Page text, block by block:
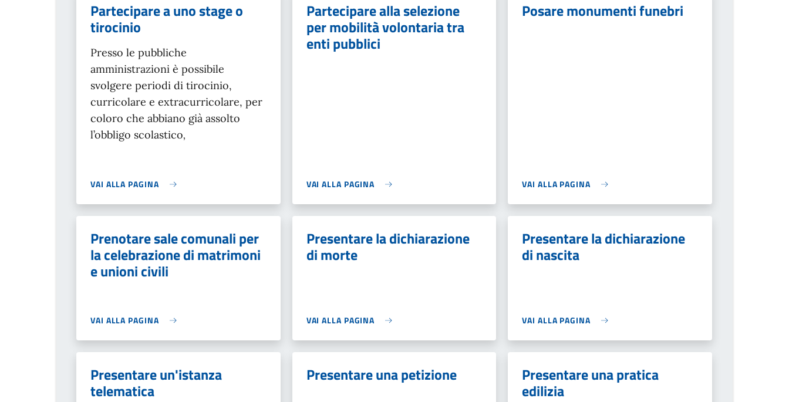
Partecipare a uno stage o
tirocinio
Presso le pubbliche
amministrazioni è possibile
svolgere periodi di tirocinio,
curricolare e extracurricolare, per
coloro che abbiano già assolto
l’obbligo scolastico,
VAI ALLA PAGINA
Partecipare alla selezione
per mobilità volontaria tra
enti pubblici
VAI ALLA PAGINA
Posare monumenti funebri
VAI ALLA PAGINA
Prenotare sale comunali per
la celebrazione di matrimoni
e unioni civili
VAI ALLA PAGINA
Presentare la dichiarazione
di morte
VAI ALLA PAGINA
Presentare la dichiarazione
di nascita
VAI ALLA PAGINA
Presentare un'istanza
telematica
Presentare una petizione Presentare una pratica
edilizia